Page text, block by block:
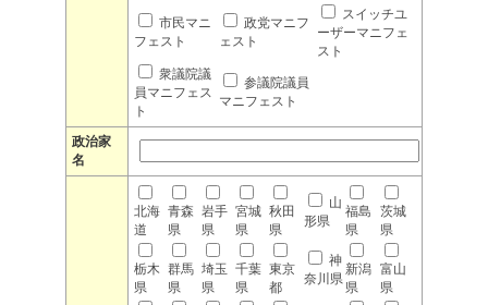
市民マニ
フェスト
政党マニフ
ェスト
スイッチユ
ーザーマニフェ
スト
衆議院議
員マニフェス
ト
参議院議員
マニフェスト
政治家
名
北海
道
青森
県
岩手
県
宮城
県
秋田
県
山
形県
福島
県
茨城
県
栃木
県
群馬
県
埼玉
県
千葉
県
東京
都
神
奈川県
新潟
県
富山
県